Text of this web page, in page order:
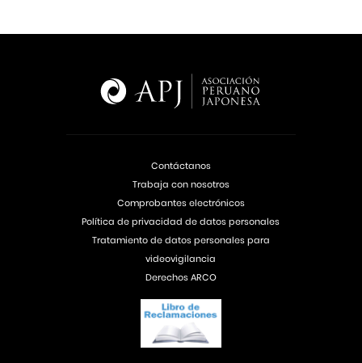
Contáctanos
Trabaja con nosotros
Comprobantes electrónicos
Política de privacidad de datos personales
Tratamiento de datos personales para
videovigilancia
Derechos ARCO